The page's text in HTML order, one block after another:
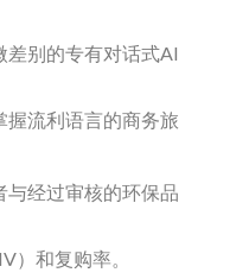
差别的专有对话式AI
握流利语言的商务旅
与经过审核的环保品
）和复购率。